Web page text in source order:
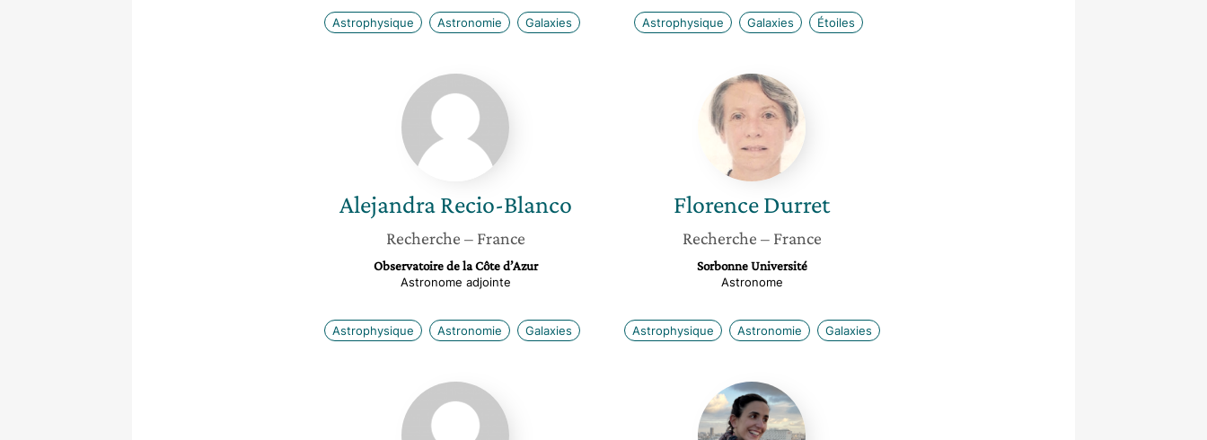
Astrophysique Astronomie Galaxies Astrophysique Galaxies Étoiles
Alejandra
Recio-
Blanco
Alejandra Recio-Blanco
Recherche – France
Observatoire de la Côte d’Azur
Astronome adjointe
Astrophysique Astronomie Galaxies
Florence
Durret
FlorenceDurret
Recherche – France
Sorbonne Université
Astronome
Astrophysique Astronomie Galaxies
Caroline
Bot
Barbara
Mazzilli
Ciraulo